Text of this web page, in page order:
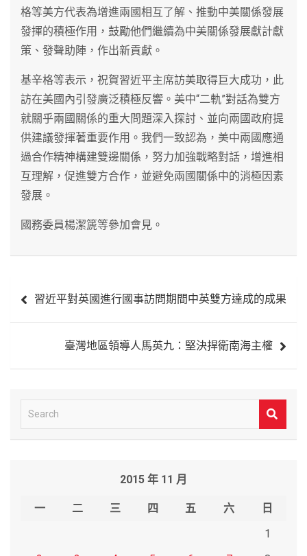
格等美方代表為增進兩國相互了解、推動中美關係發展
發揮的積極作用，鼓勵他們繼續為中美關係發展獻計獻
策、發聲助陣，作出新貢獻。
基辛格等表示，祝賀習近平主席訪美取得巨大成功，此
訪在美國內引發廣泛積極反響。美中“二軌”對話為雙方
就關乎兩國關係的重大問題深入探討、並向兩國政府提
供建議發揮著重要作用。我們一致認為，美中兩國應通
過合作精神構建雙邊關係，努力加強戰略對話，增進相
互理解，促進雙方合作，並避免兩國關係中的消極因素
發展。
國務委員楊潔篪等參加會見。
章
習近平對英國進行國事訪問期間中英雙方達成的成果
臺灣地區領導人馬英九：堅決捍衛南海主權
e
2015 年 11 月
一 二 三 四 五 六
日
1